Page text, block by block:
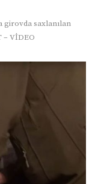
girovda saxlanılan
VİDEO